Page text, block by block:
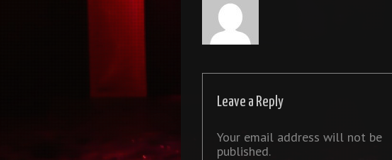
Leave a Reply
Your email address will not be
published.